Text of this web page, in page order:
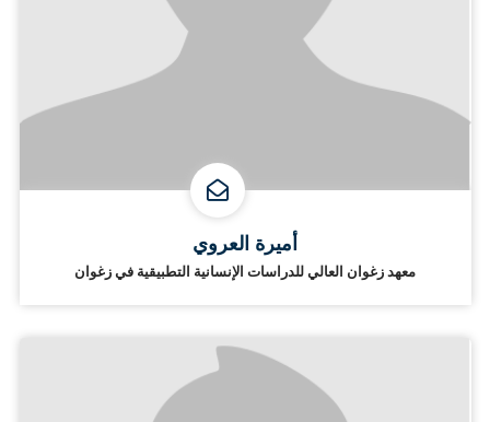
أميرة العروي
معهد زغوان العالي للدراسات الإنسانية التطبيقية في زغوان